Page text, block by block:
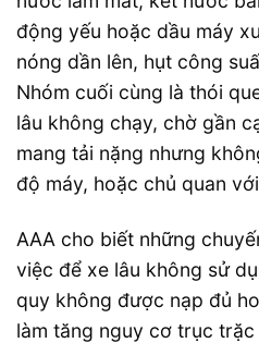
động yếu hoặc dầu máy
nóng dần lên, hụt công
Nhóm cuối cùng là thói
lâu không chạy, chờ gần
mang tải nặng nhưng
độ máy, hoặc chủ quan
AAA cho biết những
việc để xe lâu không sử
quy không được nạp đủ
làm tăng nguy cơ trục